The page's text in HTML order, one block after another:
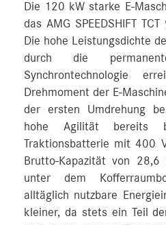
Die 120 kW starke E-
das AMG SPEEDSHIFT
Die hohe Leistungsdichte
durch die
Synchrontechnologie
Drehmoment der E-
der ersten Umdrehung
hohe Agilität bereits
Traktionsbatterie mit 400
Brutto-Kapazität von
unter dem
alltäglich nutzbare
kleiner, da stets ein Teil